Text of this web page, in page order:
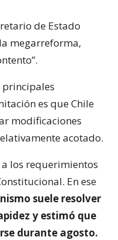
de Estado
megarreforma,
principales
es que Chile
modificaciones
acotado.
los requerimientos
En ese
suele resolver
y estimó que
durante agosto.